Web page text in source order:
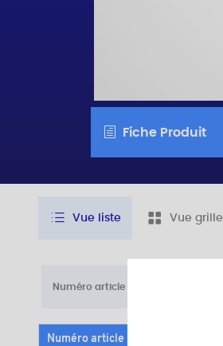
Fiche Produit
Vue liste Vue grille
Numéro article
Numéro article